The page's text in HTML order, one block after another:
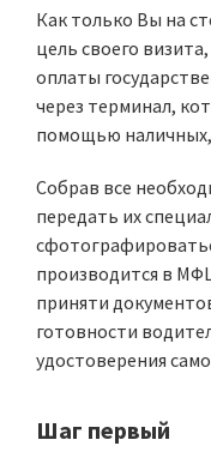
Как только Вы на
цель своего
оплаты
через терминал,
помощью наличных,
Собрав все
передать их
производится в
приняти
готовности
удостоверения
Шаг первый